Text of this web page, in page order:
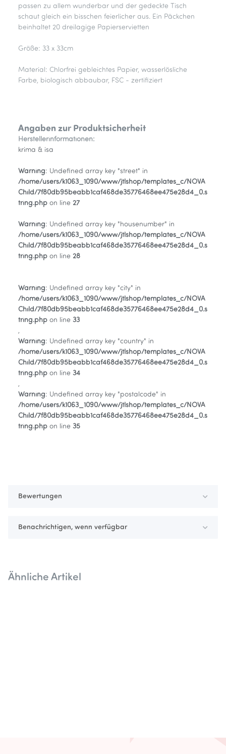
passen zu allem wunderbar und der gedeckte Tisch
schaut gleich ein bisschen feierlicher aus. Ein Päckchen
beinhaltet 20 dreilagige Papierservietten
Größe: 33 x 33cm
Material: Chlorfrei gebleichtes Papier, wasserlösliche
Farbe, biologisch abbaubar, FSC - zertifiziert
Angaben zur Produktsicherheit
Herstellerinformationen:
krima & isa
Warning: Undefined array key "street" in
/home/users/k1063_1090/www/jtlshop/templates_c/NOVA
Child/7f80db95beabb1caf468de35776468ee475e28d4_0.s
tring.php on line 27
Warning: Undefined array key "housenumber" in
/home/users/k1063_1090/www/jtlshop/templates_c/NOVA
Child/7f80db95beabb1caf468de35776468ee475e28d4_0.s
tring.php on line 28
Warning: Undefined array key "city" in
/home/users/k1063_1090/www/jtlshop/templates_c/NOVA
Child/7f80db95beabb1caf468de35776468ee475e28d4_0.s
tring.php on line 33
,
Warning: Undefined array key "country" in
/home/users/k1063_1090/www/jtlshop/templates_c/NOVA
Child/7f80db95beabb1caf468de35776468ee475e28d4_0.s
tring.php on line 34
,
Warning: Undefined array key "postalcode" in
/home/users/k1063_1090/www/jtlshop/templates_c/NOVA
Child/7f80db95beabb1caf468de35776468ee475e28d4_0.s
tring.php on line 35
Bewertungen
Benachrichtigen, wenn verfügbar
Ähnliche Artikel